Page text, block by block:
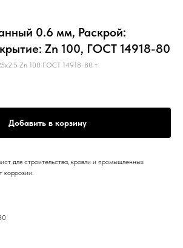
0.6 мм, Раскрой:
Zn 100, ГОСТ 14918-80
Zn 100 ГОСТ 14918-80 т
Добавить в корзину
для строительства, кровли и промышленных
коррозии.